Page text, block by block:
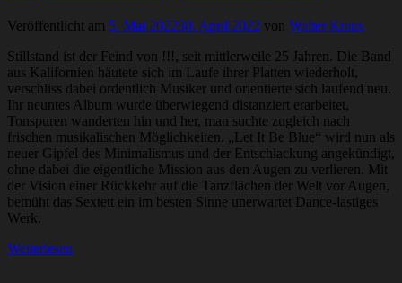
Veröffentlicht am 5. Mai 202230. April 2022 von Walter Kraus
Stillstand ist der Feind von !!!, seit mittlerweile 25 Jahren. Die Band
aus Kalifornien häutete sich im Laufe ihrer Platten wiederholt,
verschliss dabei ordentlich Musiker und orientierte sich laufend neu.
Ihr neuntes Album wurde überwiegend distanziert erarbeitet,
Tonspuren wanderten hin und her, man suchte zugleich nach
frischen musikalischen Möglichkeiten. „Let It Be Blue“ wird nun als
neuer Gipfel des Minimalismus und der Entschlackung angekündigt,
ohne dabei die eigentliche Mission aus den Augen zu verlieren. Mit
der Vision einer Rückkehr auf die Tanzflächen der Welt vor Augen,
bemüht das Sextett ein im besten Sinne unerwartet Dance-lastiges
Werk.
Weiterlesen